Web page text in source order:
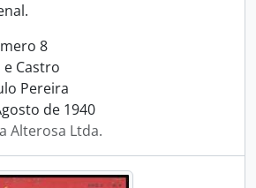
8
Castro
Pereira
de 1940
Alterosa Ltda.